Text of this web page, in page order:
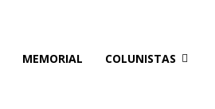
MEMORIAL COLUNISTAS